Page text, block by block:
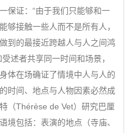
保证：“由于我们只能够和一
够接触一些人而不是所有人，
到的最接近跨越人与人之间鸿
述者共享同一时间和场景，
体在场确证了情境中人与人的
时间、地点与人物因素必然成
（Thérèse de Vet）研究巴厘
境包括：表演的地点（寺庙、